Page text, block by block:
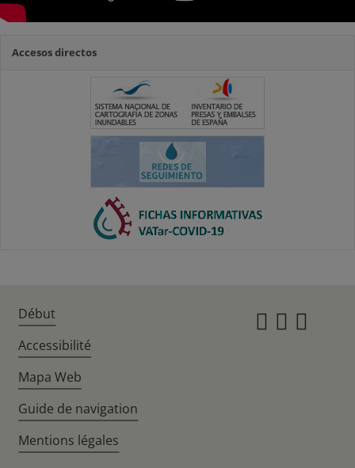
Accesos directos
Début
Accessibilité
Mapa Web
Guide de navigation
Mentions légales